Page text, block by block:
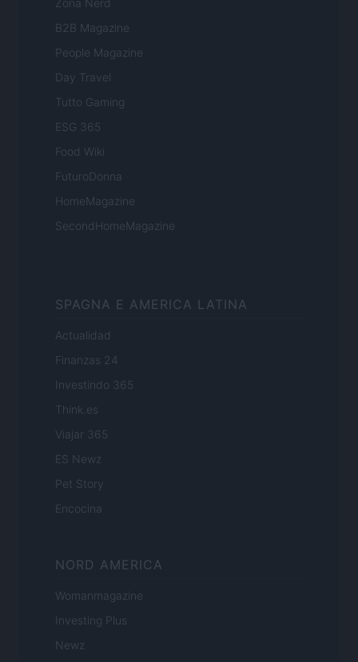
Zona Nerd
B2B Magazine
People Magazine
Day Travel
Tutto Gaming
ESG 365
Food Wiki
FuturoDonna
HomeMagazine
SecondHomeMagazine
SPAGNA E AMERICA LATINA
Actualidad
Finanzas 24
Investindo 365
Think.es
Viajar 365
ES Newz
Pet Story
Encocina
NORD AMERICA
Womanmagazine
Investing Plus
Newz